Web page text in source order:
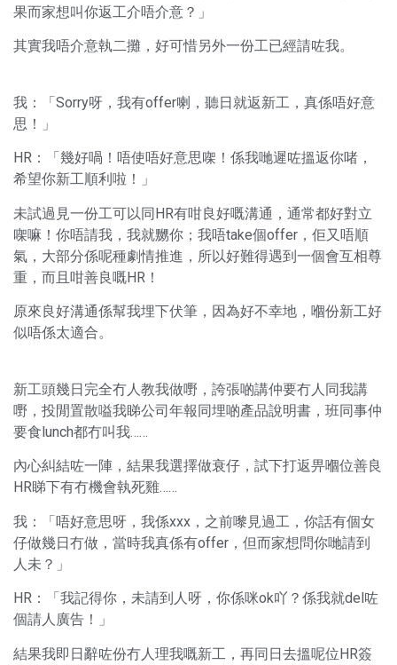
果而家想叫你返工介唔介意？」
其實我唔介意執二攤，好可惜另外一份工已經請咗我。
我：「Sorry呀，我有offer喇，聽日就返新工，真係唔好意
思！」
HR：「幾好喎！唔使唔好意思㗎！係我哋遲咗搵返你啫，
希望你新工順利啦！」
未試過見一份工可以同HR有咁良好嘅溝通，通常都好對立
㗎嘛！你唔請我，我就嬲你；我唔take個offer，佢又唔順
氣，大部分係呢種劇情推進，所以好難得遇到一個會互相尊
重，而且咁善良嘅HR！
原來良好溝通係幫我埋下伏筆，因為好不幸地，嗰份新工好
似唔係太適合。
新工頭幾日完全冇人教我做嘢，誇張啲講仲要冇人同我講
嘢，投閒置散嗌我睇公司年報同埋啲產品說明書，班同事仲
要食lunch都冇叫我……
內心糾結咗一陣，結果我選擇做衰仔，試下打返畀嗰位善良
HR睇下有冇機會執死雞……
我：「唔好意思呀，我係xxx，之前嚟見過工，你話有個女
仔做幾日冇做，當時我真係有offer，但而家想問你哋請到
人未？」
HR：「我記得你，未請到人呀，你係咪ok吖？係我就del咗
個請人廣告！」
結果我即日辭咗份冇人理我嘅新工，再同日去搵呢位HR簽